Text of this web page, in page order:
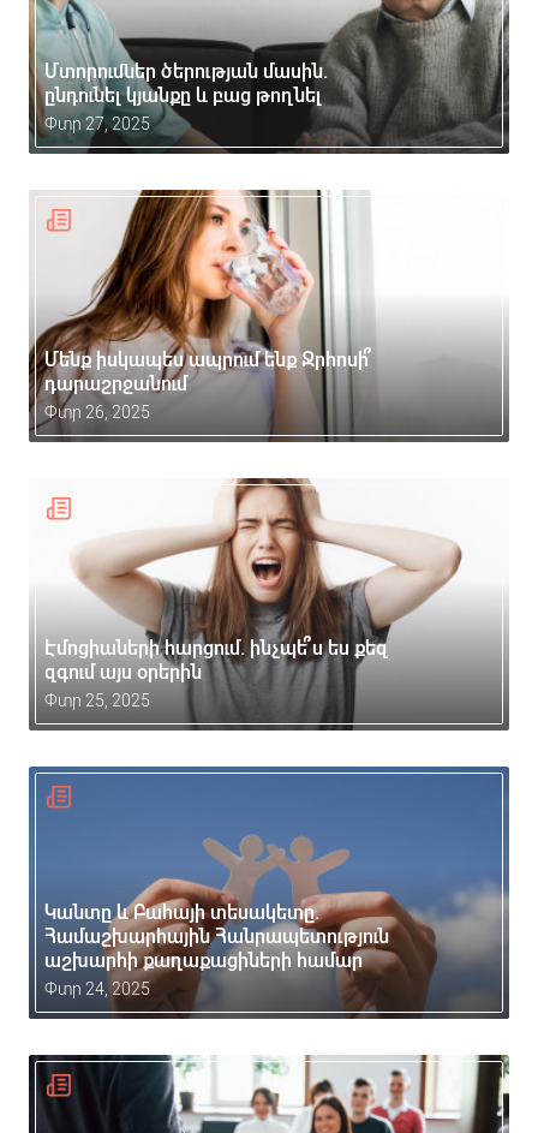
Մտորումներ ծերության մասին.
ընդունել կյանքը և բաց թողնել
Փտր 27, 2025
Մենք իսկապես ապրում ենք Ջրհոսի՞
դարաշրջանում
Փտր 26, 2025
Էմոցիաների հարցում. ինչպե՞ս ես քեզ
զգում այս օրերին
Փտր 25, 2025
Կանտը և Բահայի տեսակետը.
Համաշխարհային Հանրապետություն
աշխարհի քաղաքացիների համար
Փտր 24, 2025